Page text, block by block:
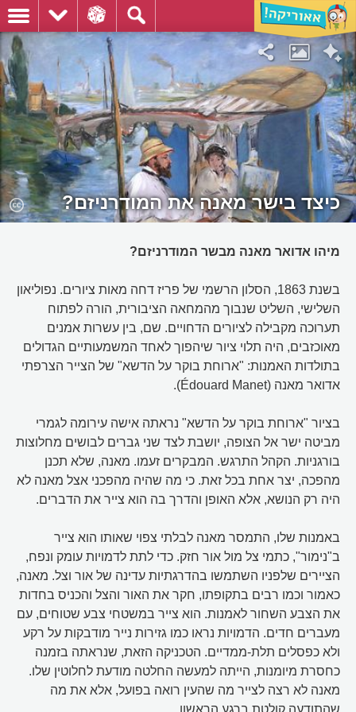
כיצד בישר מאנה את המודרניזם?
מיהו אדואר מאנה מבשר המודרניזם?
בשנת 1863, הסלון הרשמי של פריז דחה מאות ציורים. נפוליאון
השלישי, השליט שנבוך מהמחאה הציבורית, הורה לפתוח
תערוכה מקבילה לציורים הדחויים. שם, בין עשרות אמנים
מאוכזבים, היה תלוי ציור שיהפוך לאחד המשמעותיים הגדולים
בתולדות האמנות: "ארוחת בוקר על הדשא" של הצייר הצרפתי
אדואר מאנה (Édouard Manet).
בציור "ארוחת בוקר על הדשא" נראתה אישה עירומה לגמרי
מביטה ישר אל הצופה, יושבת לצד שני גברים לבושים מחלוצות
בורגניות. הקהל התרגש. המבקרים זעמו. מאנה, שלא תכנן
מהפכה, יצר אחת בכל זאת. כי מה שהיה מהפכני אצל מאנה לא
היה רק הנושא, אלא האופן והדרך בה הוא צייר את הדברים.
באמנות שלו, התמסר מאנה לבלתי צפוי שאותו הוא צייר
ב"נימור", כתמי צל מול אור חזק. כדי לתת לדמויות עומק ונפח,
הציירים שלפניו השתמשו בהדרגתיות עדינה של אור וצל. מאנה,
כאמור וכמו רבים בתקופתו, חקר את האור והצל והכניס בחדות
את הצבע השחור לאמנות. הוא צייר במשטחי צבע שטוחים, עם
מעברים חדים. הדמויות נראו כמו גזירות נייר מודבקות על רקע
ולא כפסלים תלת-ממדיים. הטכניקה הזאת, שנראתה בזמנה
כחסרת מיומנות, הייתה למעשה החלטה מודעת לחלוטין שלו.
מאנה לא רצה לצייר מה שהעין רואה בפועל, אלא את מה
שהתודעה קולטת ברגע הראשון.